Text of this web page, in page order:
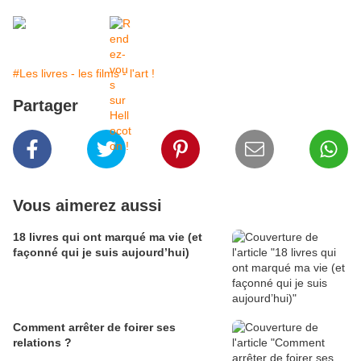
#Les livres - les films - l'art !
Partager
Vous aimerez aussi
18 livres qui ont marqué ma vie (et
façonné qui je suis aujourd’hui)
Comment arrêter de foirer ses
relations ?